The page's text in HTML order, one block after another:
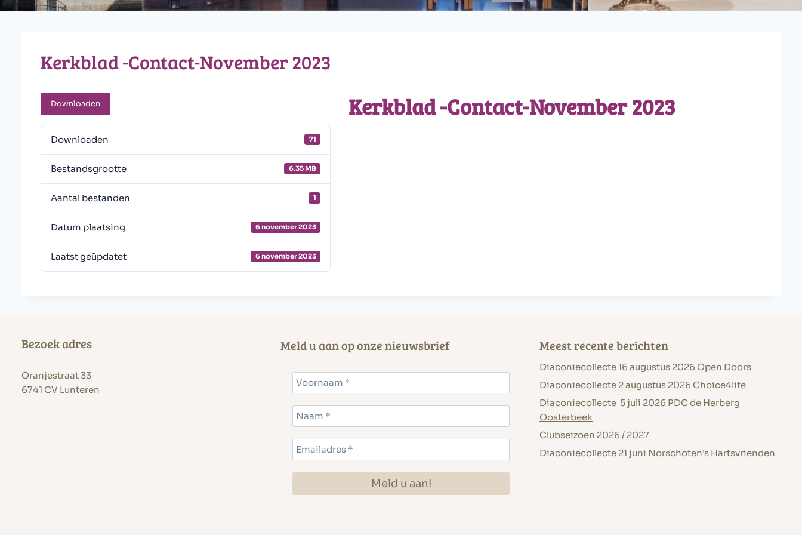
Kerkblad -Contact-November 2023
Downloaden
Downloaden 71
Bestandsgrootte 6.35 MB
Aantal bestanden 1
Datum plaatsing 6 november 2023
Laatst geüpdatet 6 november 2023
Kerkblad -Contact-November 2023
Bezoek adres
Oranjestraat 33
6741 CV Lunteren
Meld u aan op onze nieuwsbrief Meest recente berichten
Diaconiecollecte 16 augustus 2026 Open Doors
Diaconiecollecte 2 augustus 2026 Choice4life
Diaconiecollecte 5 juli 2026 PDC de Herberg
Oosterbeek
Clubseizoen 2026 / 2027
Diaconiecollecte 21 juni Norschoten’s Hartsvrienden